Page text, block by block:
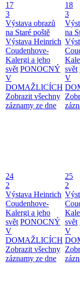
17
3
Výstava obrazů
na Staré poště
Výstava Heinrich
Coudenhove-
Kalergi a jeho
svět PONOCNÝ
V
DOMAŽLICÍCH
Zobrazit všechny
záznamy ze dne
18
3
na
svět
V
24
2
Výstava Heinrich
Coudenhove-
Kalergi a jeho
svět PONOCNÝ
V
DOMAŽLICÍCH
Zobrazit všechny
záznamy ze dne
25
2
svět
V